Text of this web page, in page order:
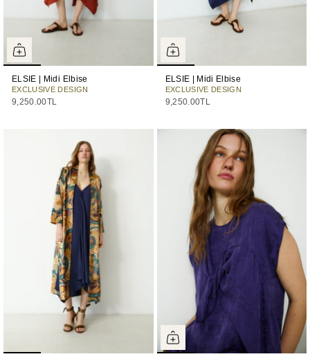
ELSIE | Midi Elbise
EXCLUSIVE DESIGN
9,250.00TL
ELSIE | Midi Elbise
EXCLUSIVE DESIGN
9,250.00TL